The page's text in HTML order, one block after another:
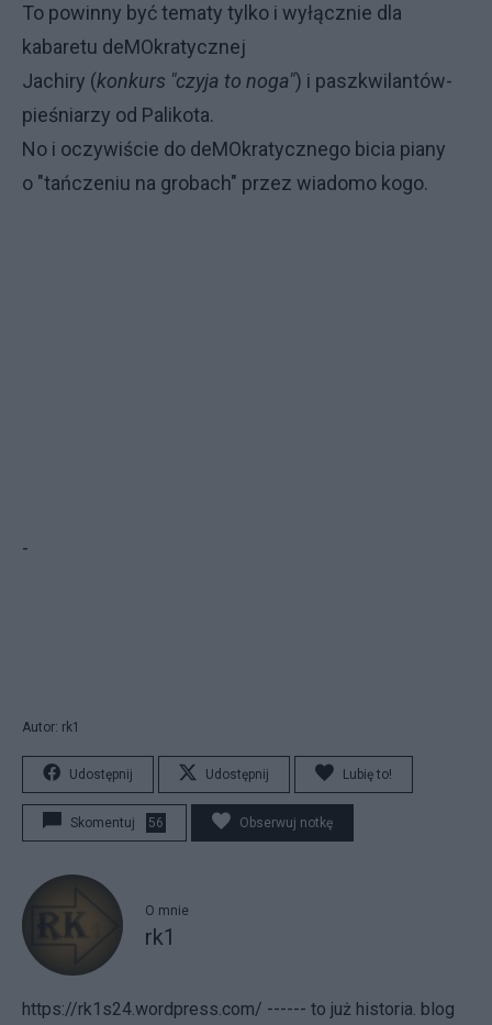
To powinny być tematy tylko i wyłącznie dla
kabaretu deMOkratycznej
Jachiry (konkurs "czyja to noga") i paszkwilantów-
pieśniarzy od Palikota.
No i oczywiście do deMOkratycznego bicia piany
o "tańczeniu na grobach" przez wiadomo kogo.
-
Autor: rk1
Udostępnij Udostępnij Lubię to!
Skomentuj 56 Obserwuj notkę
O mnie
rk1
https://rk1s24.wordpress.com/ ------ to już historia. blog